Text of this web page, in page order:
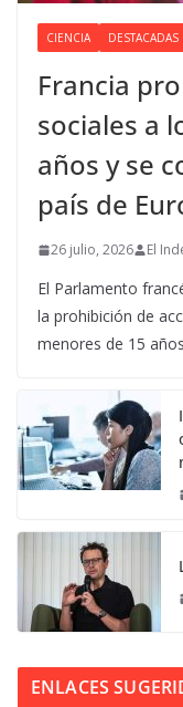
CIENCIA DESTACADAS
Francia
sociales a
años y se
país de
26 julio, 2026 El
El Parlamento
la prohibición de
menores de 15
ENLACES